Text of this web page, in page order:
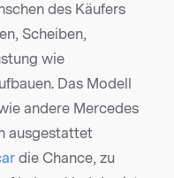
des Käufers
Scheiben,
wie
Das Modell
andere Mercedes
ausgestattet
die Chance, zu